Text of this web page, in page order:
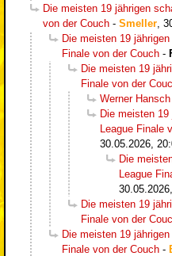
Die meisten 19 jährigen
von der Couch - Smeller
Die meisten 19
Finale von der Couch -
Die meisten 19
Finale von der
Werner Hansch
Die meisten
League Finale
30.05.2026,
Die
League
Die meisten 19
Finale von der
Die meisten 19
Finale von der Couch -